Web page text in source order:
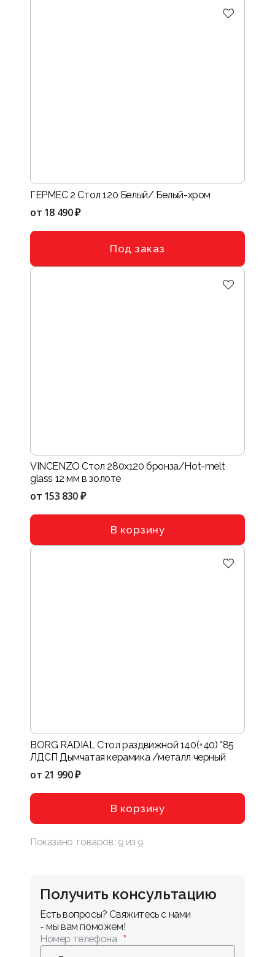
ГЕРМЕС 2 Стол 120 Белый/ Белый-хром
от 18 490 ₽
Под заказ
VINCENZO Стол 280х120 бронза/Hot-melt
glass 12 мм в золоте
от 153 830 ₽
В корзину
BORG RADIAL Стол раздвижной 140(+40) *85
ЛДСП Дымчатая керамика /металл черный
от 21 990 ₽
В корзину
Показано товаров: 9 из 9
Получить консультацию
Есть вопросы? Свяжитесь с нами
- мы вам поможем!
Номер телефона